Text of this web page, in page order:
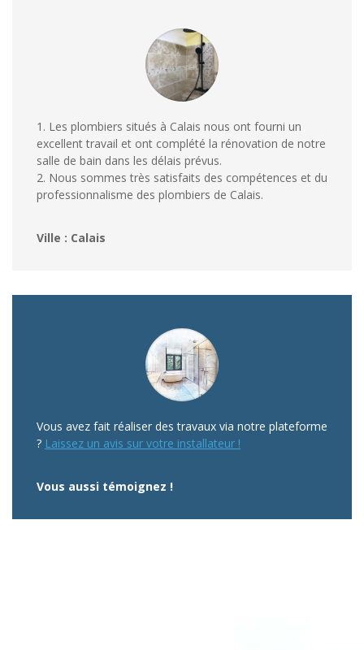
1. Les plombiers situés à Calais nous ont fourni un
excellent travail et ont complété la rénovation de notre
salle de bain dans les délais prévus.
2. Nous sommes très satisfaits des compétences et du
professionnalisme des plombiers de Calais.
Ville : Calais
Vous avez fait réaliser des travaux via notre plateforme
? Laissez un avis sur votre installateur !
Vous aussi témoignez !